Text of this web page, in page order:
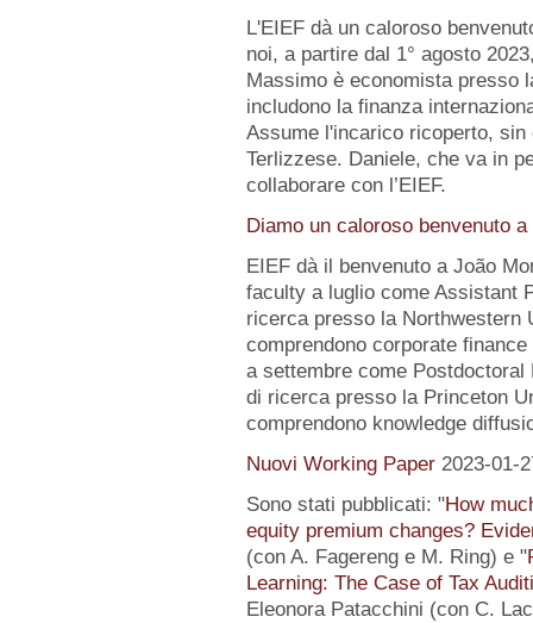
L'EIEF dà un caloroso
noi, a partire dal 1° agosto
Massimo è economista presso
includono la finanza
Assume l'incarico ricoperto, sin
Terlizzese. Daniele, che va in
collaborare con l’EIEF.
Diamo un caloroso benvenuto
EIEF dà il benvenuto a João
faculty a luglio come Assistant
ricerca presso la
comprendono corporate
a settembre come
di ricerca presso la Princeton
comprendono knowledge
Nuovi Working Paper 2023-01-
Sono stati pubblicati: "How
equity premium changes?
(con A. Fagereng e M. Ring) e "
Learning: The Case of Tax
Eleonora Patacchini (con C.